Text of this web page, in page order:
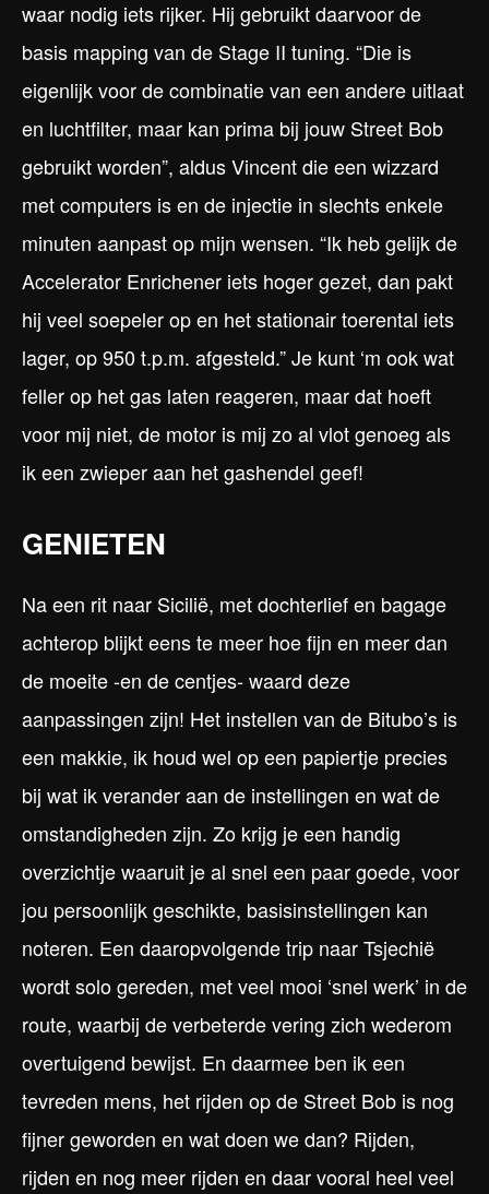
waar nodig iets rijker. Hij gebruikt daarvoor de
basis mapping van de Stage II tuning. “Die is
eigenlijk voor de combinatie van een andere uitlaat
en luchtfilter, maar kan prima bij jouw Street Bob
gebruikt worden”, aldus Vincent die een wizzard
met computers is en de injectie in slechts enkele
minuten aanpast op mijn wensen. “Ik heb gelijk de
Accelerator Enrichener iets hoger gezet, dan pakt
hij veel soepeler op en het stationair toerental iets
lager, op 950 t.p.m. afgesteld.” Je kunt ‘m ook wat
feller op het gas laten reageren, maar dat hoeft
voor mij niet, de motor is mij zo al vlot genoeg als
ik een zwieper aan het gashendel geef!
GENIETEN
Na een rit naar Sicilië, met dochterlief en bagage
achterop blijkt eens te meer hoe fijn en meer dan
de moeite -en de centjes- waard deze
aanpassingen zijn! Het instellen van de Bitubo’s is
een makkie, ik houd wel op een papiertje precies
bij wat ik verander aan de instellingen en wat de
omstandigheden zijn. Zo krijg je een handig
overzichtje waaruit je al snel een paar goede, voor
jou persoonlijk geschikte, basisinstellingen kan
noteren. Een daaropvolgende trip naar Tsjechië
wordt solo gereden, met veel mooi ‘snel werk’ in de
route, waarbij de verbeterde vering zich wederom
overtuigend bewijst. En daarmee ben ik een
tevreden mens, het rijden op de Street Bob is nog
fijner geworden en wat doen we dan? Rijden,
rijden en nog meer rijden en daar vooral heel veel